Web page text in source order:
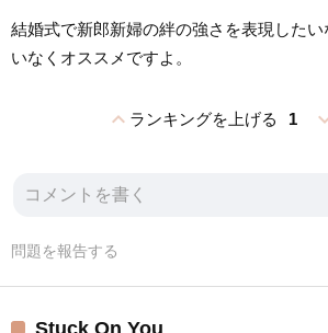
結婚式で新郎新婦の絆の強さを表現した
いなくオススメですよ。
expand_lessランキングを上げる 1
問題を報告する
Stuck On You